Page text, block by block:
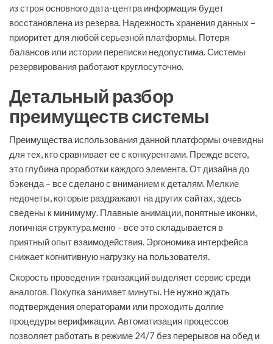
из строя основного дата-центра информация будет
восстановлена из резерва. Надежность хранения данных –
приоритет для любой серьезной платформы. Потеря
балансов или истории переписки недопустима. Системы
резервирования работают круглосуточно.
Детальный разбор
преимуществ системы
Преимущества использования данной платформы очевидны
для тех, кто сравнивает ее с конкурентами. Прежде всего,
это глубина проработки каждого элемента. От дизайна до
бэкенда – все сделано с вниманием к деталям. Мелкие
недочеты, которые раздражают на других сайтах, здесь
сведены к минимуму. Плавные анимации, понятные иконки,
логичная структура меню – все это складывается в
приятный опыт взаимодействия. Эргономика интерфейса
снижает когнитивную нагрузку на пользователя.
Скорость проведения транзакций выделяет сервис среди
аналогов. Покупка занимает минуты. Не нужно ждать
подтверждения операторами или проходить долгие
процедуры верификации. Автоматизация процессов
позволяет работать в режиме 24/7 без перерывов на обед и